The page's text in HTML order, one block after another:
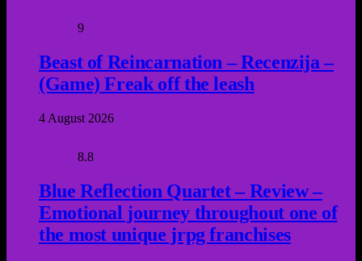
9
Beast of Reincarnation – Recenzija –
(Game) Freak off the leash
4 August 2026
8.8
Blue Reflection Quartet – Review –
Emotional journey throughout one of
the most unique jrpg franchises